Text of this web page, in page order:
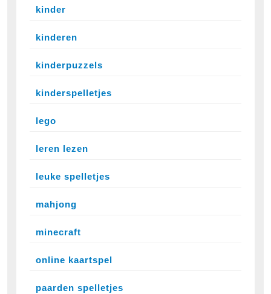
kinder
kinderen
kinderpuzzels
kinderspelletjes
lego
leren lezen
leuke spelletjes
mahjong
minecraft
online kaartspel
paarden spelletjes